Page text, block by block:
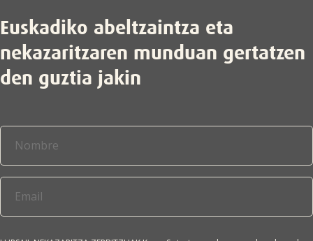
Euskadiko abeltzaintza eta
nekazaritzaren munduan gertatzen
den guztia jakin